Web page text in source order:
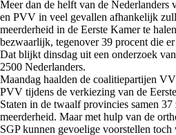
Meer dan de helft van de
en PVV in veel gevallen afhankelijk
meerderheid in de Eerste Kamer te
bezwaarlijk, tegenover 39 procent die
Dat blijkt dinsdag uit een onderzoek
2500 Nederlanders.
Maandag haalden de coalitiepartijen
PVV tijdens de verkiezing van de
Staten in de twaalf provincies samen
meerderheid. Maar met hulp van de
SGP kunnen gevoelige voorstellen toch